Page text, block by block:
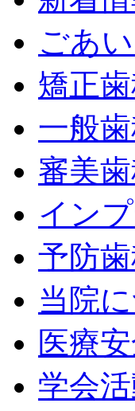
ごあ
矯正
一般
審美
イン
予防
当院
医療
学会